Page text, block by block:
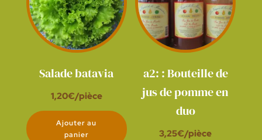
Salade batavia
1,20€/pièce
Ajouter au
panier
a2: : Bouteille de
jus de pomme en
duo
3,25€/pièce